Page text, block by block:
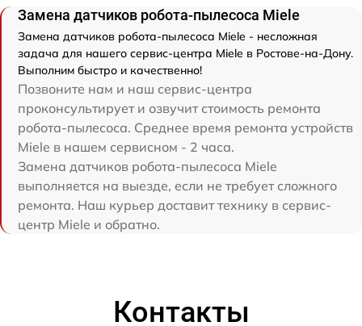
Замена датчиков робота-пылесоса Miele
Замена датчиков робота-пылесоса Miele - несложная
задача для нашего сервис-центра Miele в Ростове-на-Дону.
Выполним быстро и качественно!
Позвоните нам и наш сервис-центра
проконсультирует и озвучит стоимость ремонта
робота-пылесоса. Среднее время ремонта устройств
Miele в нашем сервисном - 2 часа.
Замена датчиков робота-пылесоса Miele
выполняется на выезде, если не требует сложного
ремонта. Наш курьер доставит технику в сервис-
центр Miele и обратно.
Контакты